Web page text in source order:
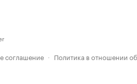
соглашение · Политика в отношении